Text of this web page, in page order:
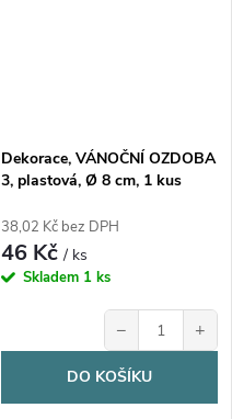
Dekorace, VÁNOČNÍ OZDOBA
3, plastová, Ø 8 cm, 1 kus
38,02 Kč bez DPH
46 Kč/ ks
Skladem 1 ks
− +
DO KOŠÍKU